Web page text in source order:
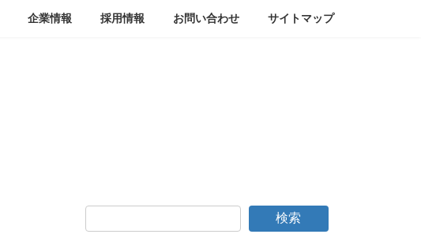
企業情報 採用情報 お問い合わせ サイトマップ
検索